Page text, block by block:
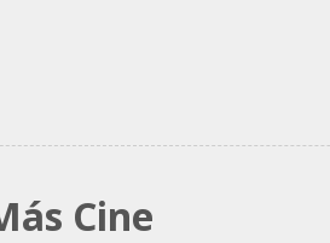
Cine